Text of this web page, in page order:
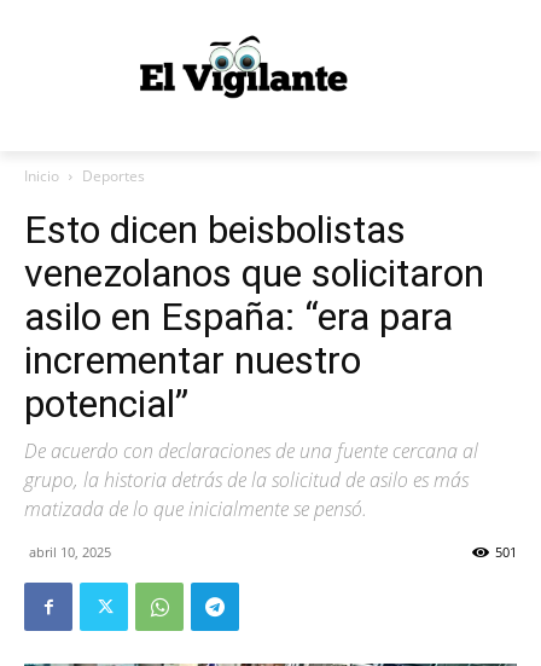
Inicio Deportes
Esto dicen beisbolistas
venezolanos que solicitaron
asilo en España: “era para
incrementar nuestro
potencial”
De acuerdo con declaraciones de una fuente cercana al
grupo, la historia detrás de la solicitud de asilo es más
matizada de lo que inicialmente se pensó.
abril 10, 2025 501